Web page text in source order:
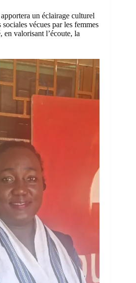
un éclairage culturel
vécues par les femmes
en valorisant l’écoute, la